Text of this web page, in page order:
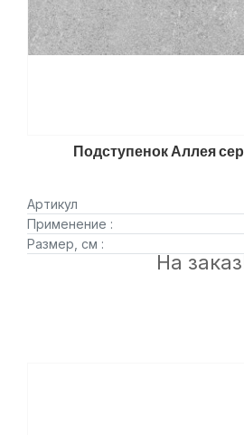
Подступенок Аллея
Артикул
Применение :
Размер, см :
На